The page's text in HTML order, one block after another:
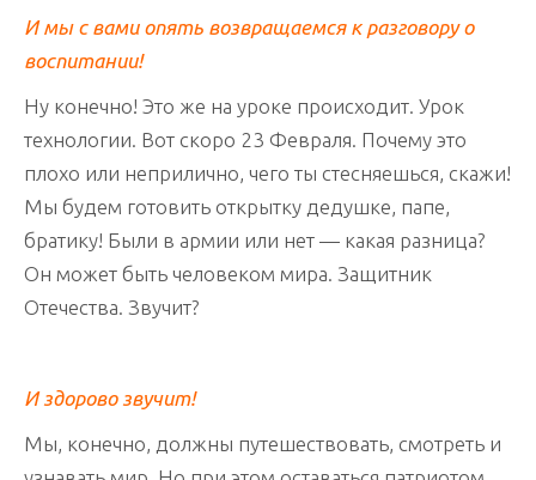
И мы с вами опять возвращаемся к разговору о
воспитании!
Ну конечно! Это же на уроке происходит. Урок
технологии. Вот скоро 23 Февраля. Почему это
плохо или неприлично, чего ты стесняешься, скажи!
Мы будем готовить открытку дедушке, папе,
братику! Были в армии или нет — какая разница?
Он может быть человеком мира. Защитник
Отечества. Звучит?
И здорово звучит!
Мы, конечно, должны путешествовать, смотреть и